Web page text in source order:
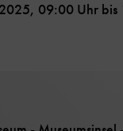
, 09:00 Uhr bis